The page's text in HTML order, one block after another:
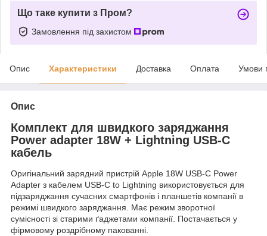
Що таке купити з Пром?
Замовлення під захистом
Опис Характеристики Доставка Оплата Умови
Опис
Комплект для швидкого заряджання
Power adapter 18W + Lightning USB-C
кабель
Оригінальний зарядний пристрій Apple 18W USB-C Power
Adapter з кабелем USB-C to Lightning використовується для
підзаряджання сучасних смартфонів і планшетів компанії в
режимі швидкого заряджання. Має режим зворотної
сумісності зі старими ґаджетами компанії. Постачається у
фірмовому роздрібному пакованні.